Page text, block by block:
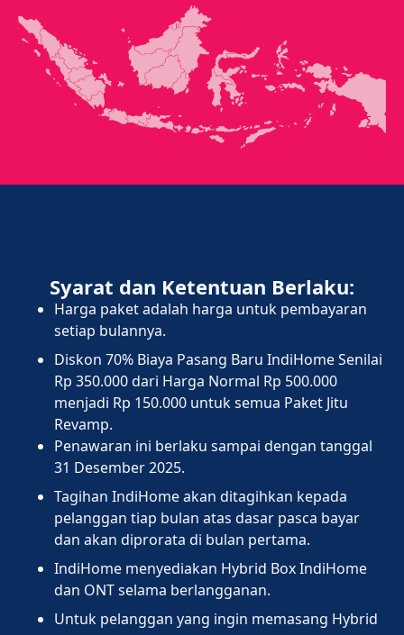
Syarat dan Ketentuan Berlaku:
Harga paket adalah harga untuk pembayaran
setiap bulannya.
Diskon 70% Biaya Pasang Baru IndiHome Senilai
Rp 350.000 dari Harga Normal Rp 500.000
menjadi Rp 150.000 untuk semua Paket Jitu
Revamp.
Penawaran ini berlaku sampai dengan tanggal
31 Desember 2025.
Tagihan IndiHome akan ditagihkan kepada
pelanggan tiap bulan atas dasar pasca bayar
dan akan diprorata di bulan pertama.
IndiHome menyediakan Hybrid Box IndiHome
dan ONT selama berlangganan.
Untuk pelanggan yang ingin memasang Hybrid